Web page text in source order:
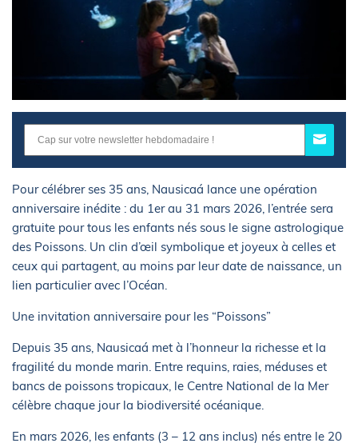
Pour célébrer ses 35 ans, Nausicaá lance une opération
anniversaire inédite : du 1er au 31 mars 2026, l’entrée sera
gratuite pour tous les enfants nés sous le signe astrologique
des Poissons. Un clin d’œil symbolique et joyeux à celles et
ceux qui partagent, au moins par leur date de naissance, un
lien particulier avec l’Océan.
Une invitation anniversaire pour les “Poissons”
Depuis 35 ans, Nausicaá met à l’honneur la richesse et la
fragilité du monde marin. Entre requins, raies, méduses et
bancs de poissons tropicaux, le Centre National de la Mer
célèbre chaque jour la biodiversité océanique.
En mars 2026, les enfants (3 – 12 ans inclus) nés entre le 20